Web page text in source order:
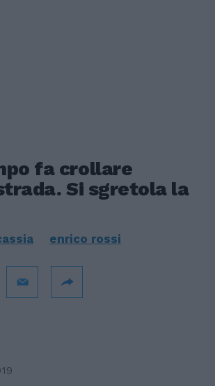
fa crollare
Si sgretola la
enrico rossi